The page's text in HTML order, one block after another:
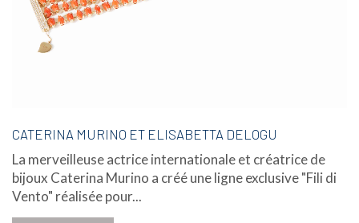
CATERINA MURINO ET ELISABETTA DELOGU
La merveilleuse actrice internationale et créatrice de
bijoux Caterina Murino a créé une ligne exclusive "Fili di
Vento" réalisée pour...